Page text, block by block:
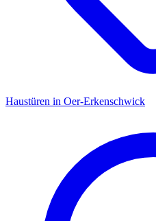
Haustüren in Oer-Erkenschwick